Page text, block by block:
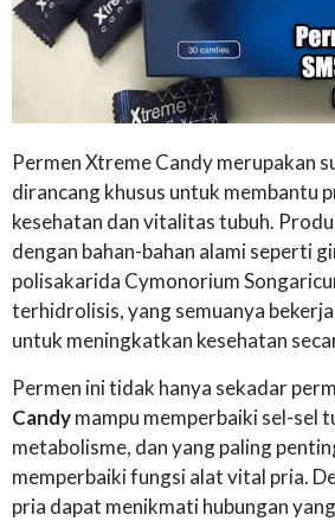
Permen Xtreme Candy merupakan
dirancang khusus untuk membantu
kesehatan dan vitalitas tubuh.
dengan bahan-bahan alami seperti
polisakarida Cymonorium
terhidrolisis, yang semuanya
untuk meningkatkan kesehatan
Permen ini tidak hanya sekadar
Candymampu memperbaiki sel-sel
metabolisme, dan yang paling
memperbaiki fungsi alat vital pria.
pria dapat menikmati hubungan